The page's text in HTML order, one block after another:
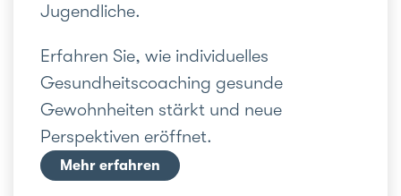
Jugendliche.
Erfahren Sie, wie individuelles
Gesundheitscoaching gesunde
Gewohnheiten stärkt und neue
Perspektiven eröffnet.
Mehr erfahren